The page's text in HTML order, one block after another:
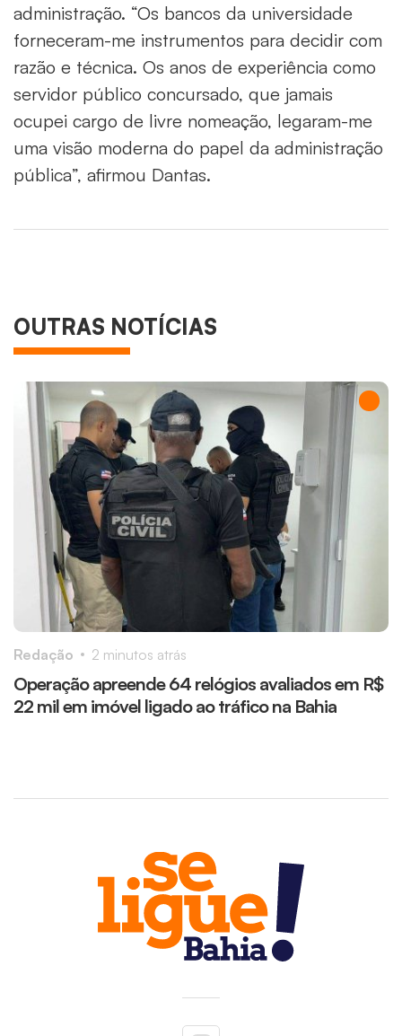
administração. “Os bancos da universidade
forneceram-me instrumentos para decidir com
razão e técnica. Os anos de experiência como
servidor público concursado, que jamais
ocupei cargo de livre nomeação, legaram-me
uma visão moderna do papel da administração
pública”, afirmou Dantas.
OUTRAS NOTÍCIAS
Operação apreende 64 relógios avaliados em R$
22 mil em imóvel ligado ao tráfico na Bahia
Redação 2 minutos atrás